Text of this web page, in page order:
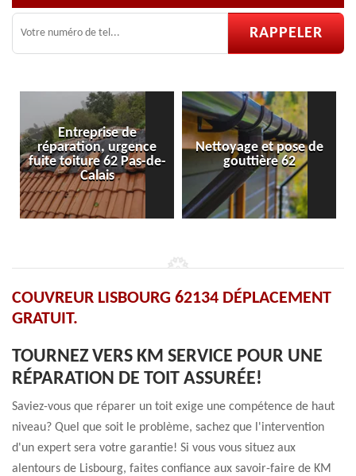
de-
Nettoyage et pose de
gouttière 62
Pose et réparation de
velux 62
COUVREUR LISBOURG 62134 DÉPLACEMENT
GRATUIT.
TOURNEZ VERS KM SERVICE POUR UNE
RÉPARATION DE TOIT ASSURÉE!
Saviez-vous que réparer un toit exige une compétence de haut
niveau? Quel que soit le problème, sachez que l'intervention
d'un expert sera votre garantie! Si vous vous situez aux
alentours de Lisbourg, faites confiance aux savoir-faire de KM